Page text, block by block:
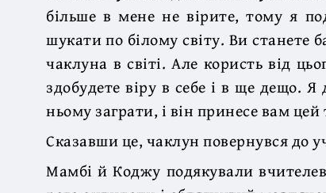
більше в мене не вірите, тому я
шукати по білому світу. Ви станете
чаклуна в світі. Але користь від
здобудете віру в себе і в ще дещо.
ньому заграти, і він принесе вам цей
Сказавши це, чаклун повернувся до
Мамбі й Коджу подякували